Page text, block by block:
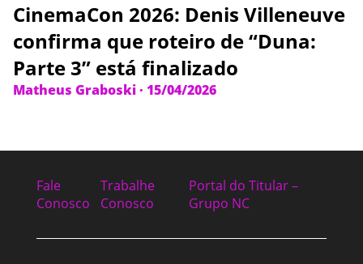
CinemaCon 2026: Denis Villeneuve
confirma que roteiro de “Duna:
Parte 3” está finalizado
Matheus Graboski· 15/04/2026
Fale
Conosco
Trabalhe
Conosco
Portal do Titular –
Grupo NC